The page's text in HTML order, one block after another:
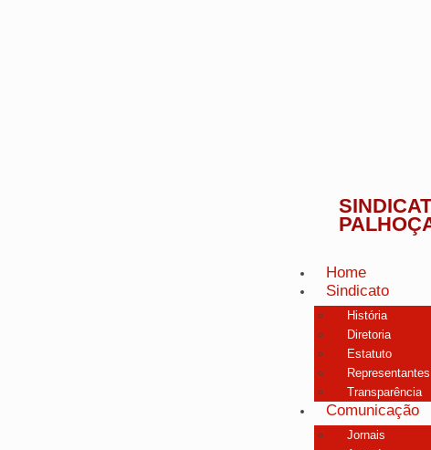
Home
Sindicato
História
Diretoria
Estatuto
Transparência
Comunicação
Jornais